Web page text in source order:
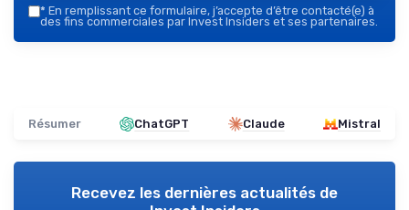
* En remplissant ce formulaire, j’accepte d’être contacté(e) à
des fins commerciales par Invest Insiders et ses partenaires.
Résumer ChatGPT Claude Mistral
Recevez les dernières actualités de